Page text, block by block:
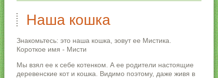
Наша кошка
Знакомьтесь: это наша кошка, зовут ее Мистика.
Короткое имя - Мисти
Мы взял ее к себе котенком. А ее родители настоящие
деревенские кот и кошка. Видимо поэтому, даже живя в